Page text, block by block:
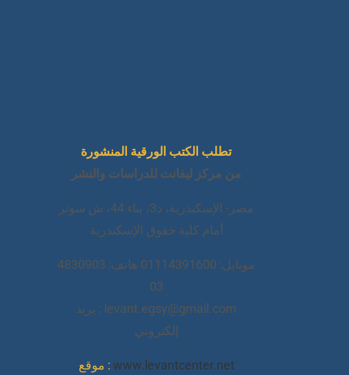
تطلب الكتب الورقية المنشورة
من مركز ليفانت للدراسات والنشر
مصر- الإسكندرية، د3، بناء 44، ش سوتر
أمام كلية حقوق الإسكندرية
موبايل: 01114391600 هاتف: 4830903
03
levant.egsy@gmail.com : بريد
إلكتروني
www.levantcenter.net : موقع